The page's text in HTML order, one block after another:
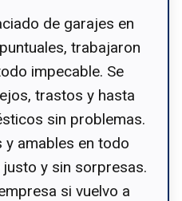
de garajes en
trabajaron
impecable. Se
trastos y hasta
sin problemas.
amables en todo
y sin sorpresas.
si vuelvo a